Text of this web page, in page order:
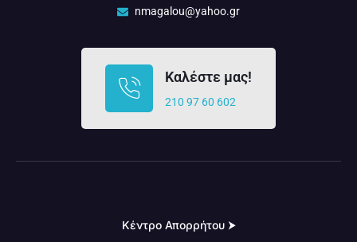
nmagalou@yahoo.gr
Καλέστε μας!
210 97 60 602
Κέντρο Απορρήτου ⮞